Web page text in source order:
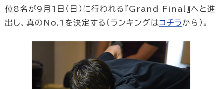
位8名が9月1日（日）に行われる『Grand Final』へと進
出し、真のNo.1を決定する（ランキングはコチラから）。